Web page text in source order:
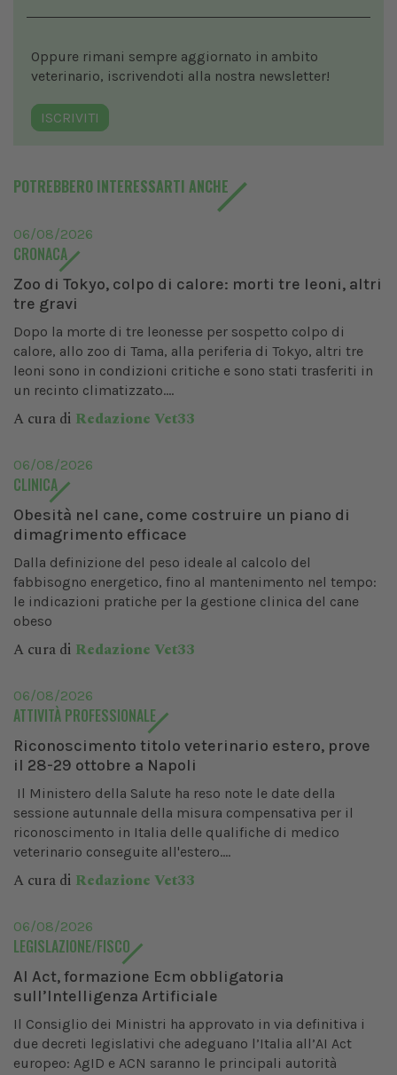
Oppure rimani sempre aggiornato in ambito
veterinario, iscrivendoti alla nostra newsletter!
ISCRIVITI
POTREBBERO INTERESSARTI ANCHE
06/08/2026
CRONACA
Zoo di Tokyo, colpo di calore: morti tre leoni, altri
tre gravi
Dopo la morte di tre leonesse per sospetto colpo di
calore, allo zoo di Tama, alla periferia di Tokyo, altri tre
leoni sono in condizioni critiche e sono stati trasferiti in
un recinto climatizzato....
A cura di Redazione Vet33
06/08/2026
CLINICA
Obesità nel cane, come costruire un piano di
dimagrimento efficace
Dalla definizione del peso ideale al calcolo del
fabbisogno energetico, fino al mantenimento nel tempo:
le indicazioni pratiche per la gestione clinica del cane
obeso
A cura di Redazione Vet33
06/08/2026
ATTIVITÀ PROFESSIONALE
Riconoscimento titolo veterinario estero, prove
il 28-29 ottobre a Napoli
Il Ministero della Salute ha reso note le date della
sessione autunnale della misura compensativa per il
riconoscimento in Italia delle qualifiche di medico
veterinario conseguite all'estero....
A cura di Redazione Vet33
06/08/2026
LEGISLAZIONE/FISCO
AI Act, formazione Ecm obbligatoria
sull’Intelligenza Artificiale
Il Consiglio dei Ministri ha approvato in via definitiva i
due decreti legislativi che adeguano l’Italia all’AI Act
europeo: AgID e ACN saranno le principali autorità